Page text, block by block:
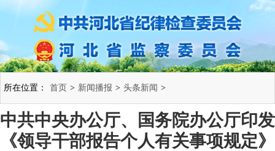
所在位置： 首页 > 新闻播报 > 头条新闻 >
中共中央办公厅、国务院办公厅印发
《领导干部报告个人有关事项规定》